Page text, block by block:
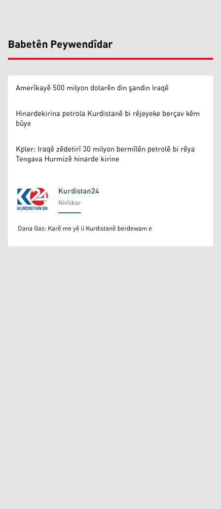
Babetên Peywendîdar
Amerîkayê 500 milyon dolarên din şandin Iraqê
Hinardekirina petrola Kurdistanê bi rêjeyeke berçav kêm
bûye
Kpler: Iraqê zêdetirî 30 milyon bermîlên petrolê bi rêya
Tengava Hurmizê hinarde kirine
Kurdistan24
Kurdistan24
Nivîskar
Dana Gas: Karê me yê li Kurdistanê berdewam e